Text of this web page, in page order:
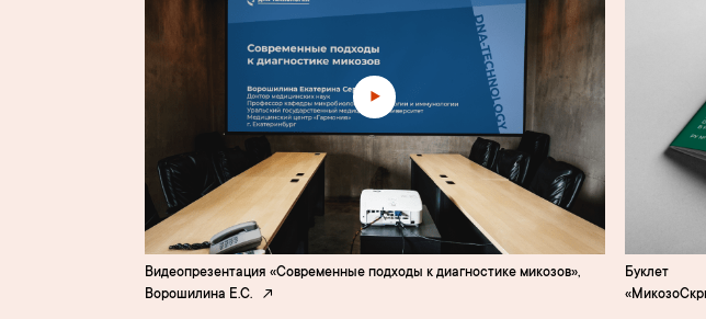
Видеопрезентация «Современные подходы к диагностике микозов»,
Ворошилина Е.С.
Буклет